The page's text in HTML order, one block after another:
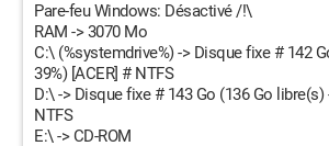
Pare-feu Windows: Désactivé /!\
RAM -> 3070 Mo
C:\ (%systemdrive%) -> Disque fixe # 142
39%) [ACER] # NTFS
D:\ -> Disque fixe # 143 Go (136 Go libre(s)
NTFS
E:\ -> CD-ROM